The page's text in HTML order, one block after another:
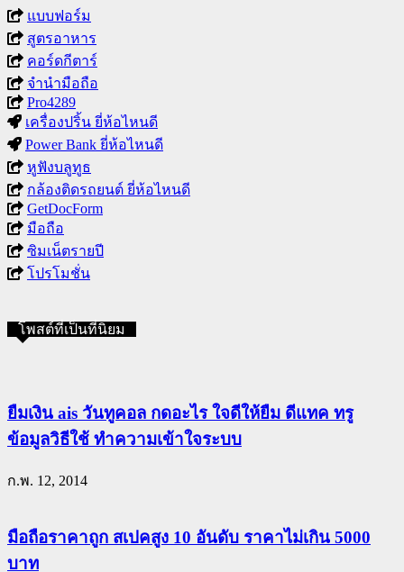
แบบฟอร์ม
สูตรอาหาร
คอร์ดกีตาร์
จำนำมือถือ
Pro4289
เครื่องปริ้น ยี่ห้อไหนดี
Power Bank ยี่ห้อไหนดี
หูฟังบลูทูธ
กล้องติดรถยนต์ ยี่ห้อไหนดี
GetDocForm
มือถือ
ซิมเน็ตรายปี
โปรโมชั่น
โพสต์ที่เป็นที่นิยม
ยืมเงิน ais วันทูคอล กดอะไร ใจดีให้ยืม ดีแทค ทรู
ข้อมูลวิธีใช้ ทำความเข้าใจระบบ
ก.พ. 12, 2014
มือถือราคาถูก สเปคสูง 10 อันดับ ราคาไม่เกิน 5000
บาท